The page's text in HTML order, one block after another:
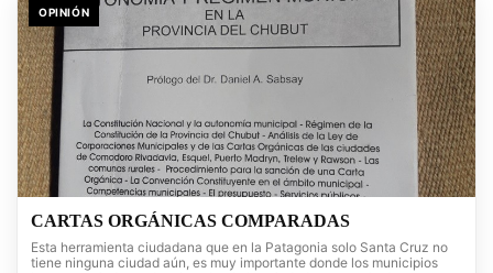
OPINIÓN
CARTAS ORGÁNICAS COMPARADAS
Esta herramienta ciudadana que en la Patagonia solo Santa Cruz no
tiene ninguna ciudad aún, es muy importante donde los municipios